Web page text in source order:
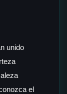
unido
el